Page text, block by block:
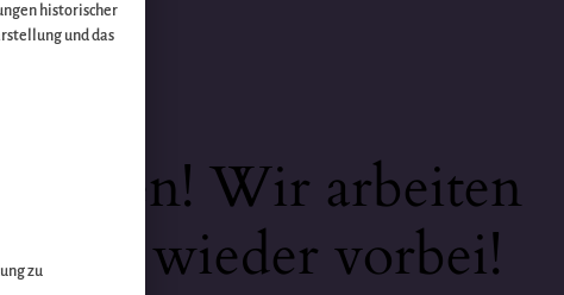
Wir arbeiten
bald wieder vorbei!
historischer
und das
zu